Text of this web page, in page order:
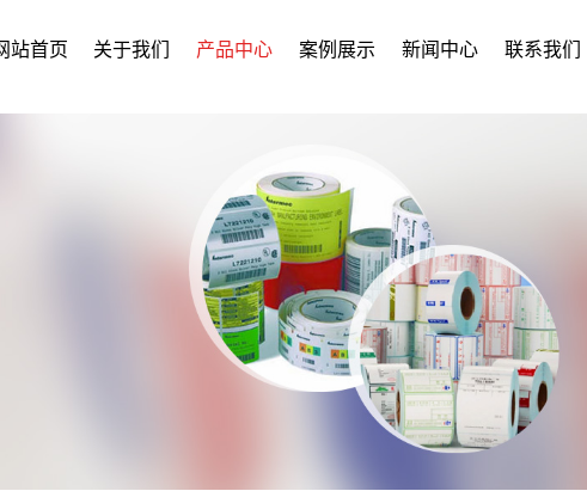
站首页 关于我们 产品中心 案例展示 新闻中心 联系我们